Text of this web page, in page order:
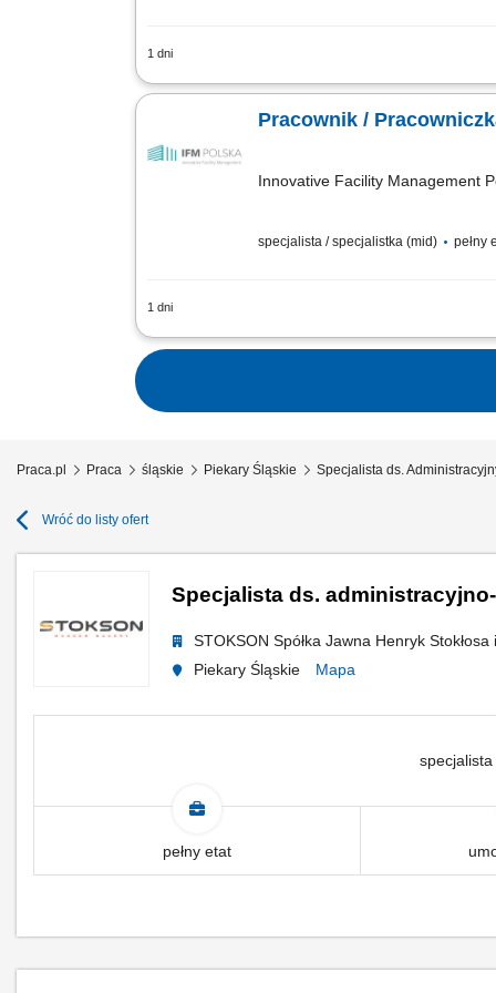
1 dni
Opis stanowiska Nadzorowanie
Pracownik /
Innovative Facility Management
specjalista / specjalistka (mid) pełny
1 dni
Opis stanowiska Koordynowanie
Praca.pl Praca śląskie Piekary Śląskie Specjalista ds.
Wróć do listy ofert
Specjalista ds.
STOKSON Spółka Jawna Henryk Stokłosa
Piekary Śląskie
Mapa
pełny etat